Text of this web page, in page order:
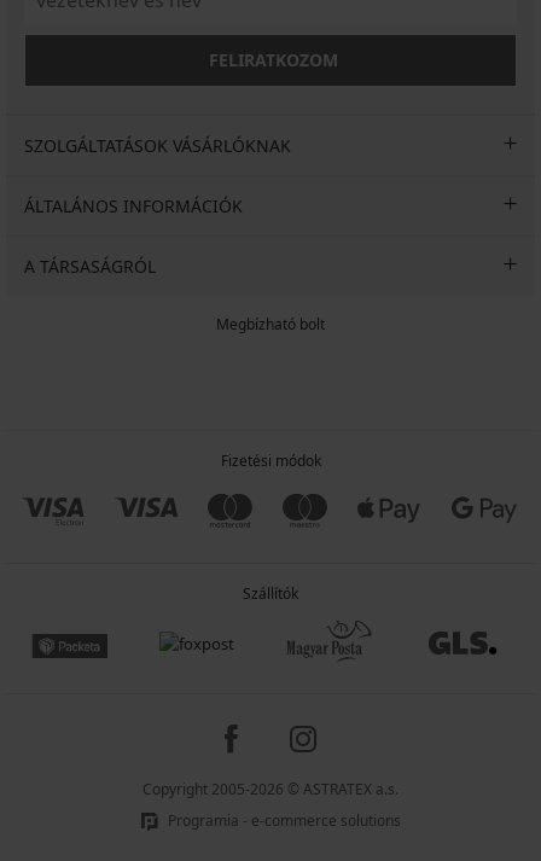
FELIRATKOZOM
SZOLGÁLTATÁSOK VÁSÁRLÓKNAK
ÁLTALÁNOS INFORMÁCIÓK
A TÁRSASÁGRÓL
Megbízható bolt
Fizetési módok
Szállítók
Copyright 2005-2026 © ASTRATEX a.s.
Programia - e-commerce solutions